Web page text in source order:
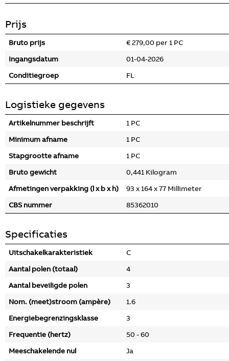
Prijs
Bruto prijs
€ 279,00 per 1 PC
Ingangsdatum
01-04-2026
Conditiegroep
FL
Logistieke gegevens
Artikelnummer beschrijft
1 PC
Minimum afname
1 PC
Stapgrootte afname
1 PC
Bruto gewicht
0,441 Kilogram
Afmetingen verpakking (l x b x h)
93 x 164 x 77 Millimeter
CBS nummer
85362010
Specificaties
Uitschakelkarakteristiek
C
Aantal polen (totaal)
4
Aantal beveiligde polen
3
Nom. (meet)stroom (ampère)
1.6
Energiebegrenzingsklasse
3
Frequentie (hertz)
50 - 60
Meeschakelende nul
Ja